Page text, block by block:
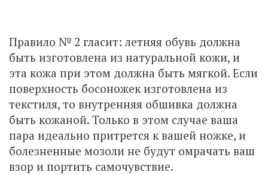
Правило № 2 гласит: летняя обувь должна
быть изготовлена из натуральной кожи, и
эта кожа при этом должна быть мягкой. Если
поверхность босоножек изготовлена из
текстиля, то внутренняя обшивка должна
быть кожаной. Только в этом случае ваша
пара идеально притрется к вашей ножке, и
болезненные мозоли не будут омрачать ваш
взор и портить самочувствие.